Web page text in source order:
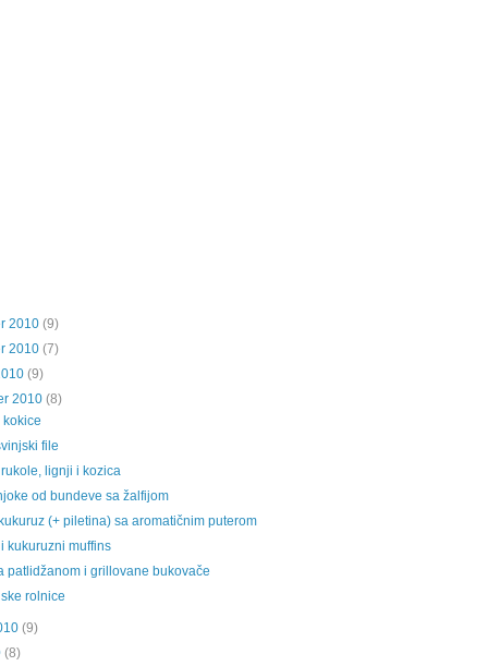
2010 (9)
2010 (7)
(9)
2010 (8)
file
lignji i kozica
od bundeve sa žalfijom
(+ piletina) sa aromatičnim puterom
kukuruzni muffins
patlidžanom i grillovane bukovače
rolnice
(9)
(8)